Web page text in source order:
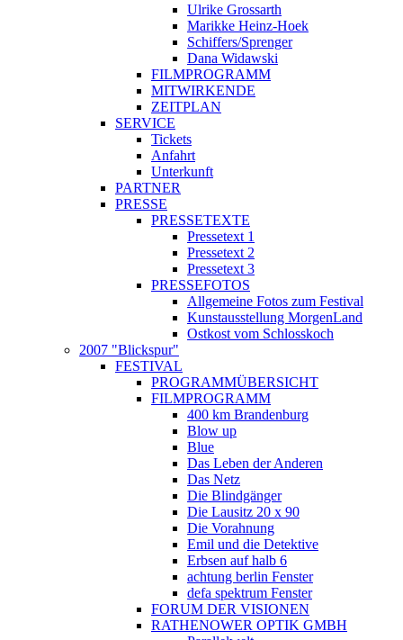
Ulrike Grossarth
Marikke Heinz-Hoek
Schiffers/Sprenger
Dana Widawski
FILMPROGRAMM
MITWIRKENDE
ZEITPLAN
SERVICE
Tickets
Anfahrt
Unterkunft
PARTNER
PRESSE
PRESSETEXTE
Pressetext 1
Pressetext 2
Pressetext 3
PRESSEFOTOS
Allgemeine Fotos zum Festival
Kunstausstellung MorgenLand
Ostkost vom Schlosskoch
2007 "Blickspur"
FESTIVAL
PROGRAMMÜBERSICHT
FILMPROGRAMM
400 km Brandenburg
Blow up
Blue
Das Leben der Anderen
Das Netz
Die Blindgänger
Die Lausitz 20 x 90
Die Vorahnung
Emil und die Detektive
Erbsen auf halb 6
achtung berlin Fenster
defa spektrum Fenster
FORUM DER VISIONEN
RATHENOWER OPTIK GMBH